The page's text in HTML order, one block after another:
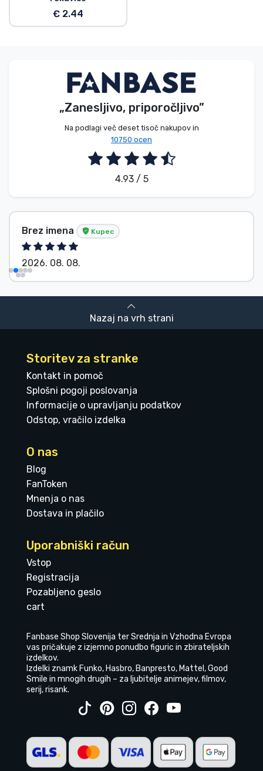
€ 2.44
„Zanesljivo, priporočljivo”
Na podlagi več deset tisoč nakupov in
10750 ocen
4.93 / 5
Brez imena Kupec
2026. 08. 08.
Nazaj na vrh strani
Storitev za stranke
Kontakt in pomoč
Splošni pogoji poslovanja
Informacije o upravljanju podatkov
Odstop, vračilo izdelka
O nas
Blog
FanToken
Mnenja o nas
Dostava in plačilo
Uporabniški račun
Vstop
Registracija
Pozabljeno geslo
cart
Fanbase Shop Slovenija ter Srednja in Vzhodna Evropa
vas pričakuje z izjemno ponudbo figuric in zbirateljskih
izdelkov.
Izdelki znamk Funko, Hasbro, Banpresto, Mattel, Good
Smile in mnogih drugih – za ljubitelje animejev, filmov,
serij, risank.